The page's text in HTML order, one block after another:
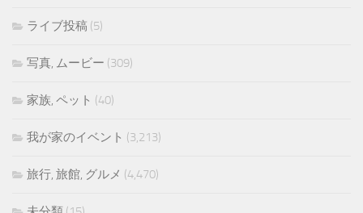
ライブ投稿 (5)
写真, ムービー (309)
家族, ペット (40)
我が家のイベント (3,213)
旅行, 旅館, グルメ (4,470)